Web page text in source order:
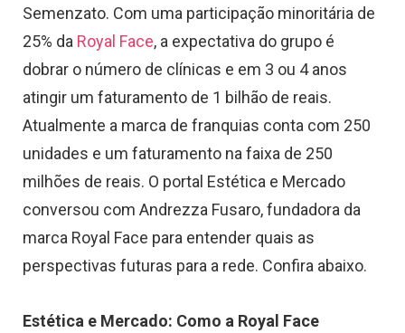
Semenzato. Com uma participação minoritária de
25% da Royal Face, a expectativa do grupo é
dobrar o número de clínicas e em 3 ou 4 anos
atingir um faturamento de 1 bilhão de reais.
Atualmente a marca de franquias conta com 250
unidades e um faturamento na faixa de 250
milhões de reais. O portal Estética e Mercado
conversou com Andrezza Fusaro, fundadora da
marca Royal Face para entender quais as
perspectivas futuras para a rede. Confira abaixo.
Estética e Mercado: Como a Royal Face